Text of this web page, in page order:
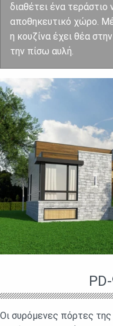
διαθέτει ένα τεράστιο
αποθηκευτικό χώρο.
η κουζίνα έχει θέα
την πίσω αυλή.
Οι συρόμενες πόρτες